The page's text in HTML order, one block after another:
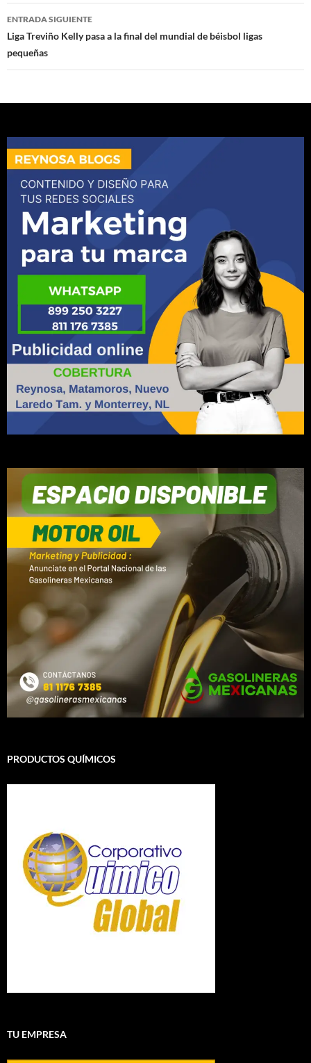
entradas
ENTRADA SIGUIENTE
Liga Treviño Kelly pasa a la final del mundial de béisbol ligas
pequeñas
PRODUCTOS QUÍMICOS
TU EMPRESA